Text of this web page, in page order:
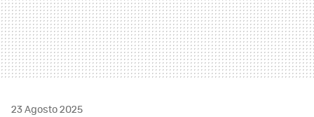
23 Agosto 2025